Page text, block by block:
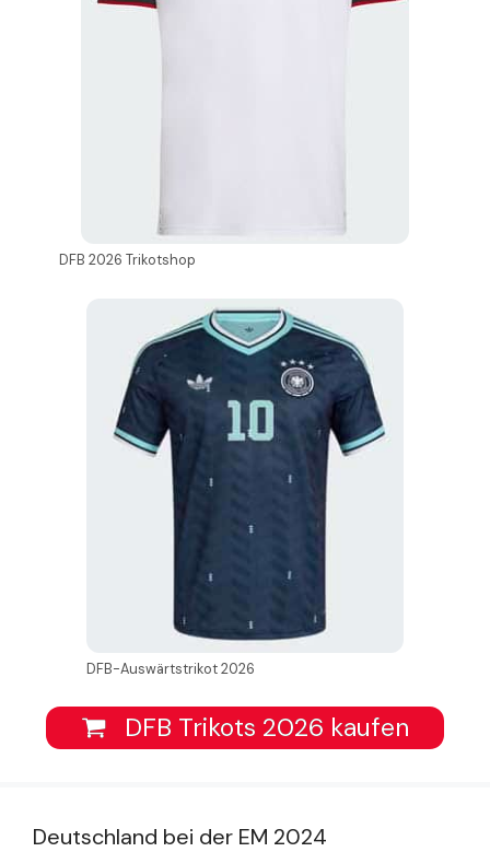
DFB 2026 Trikotshop
DFB-Auswärtstrikot 2026
DFB Trikots 2026 kaufen
Deutschland bei der EM 2024